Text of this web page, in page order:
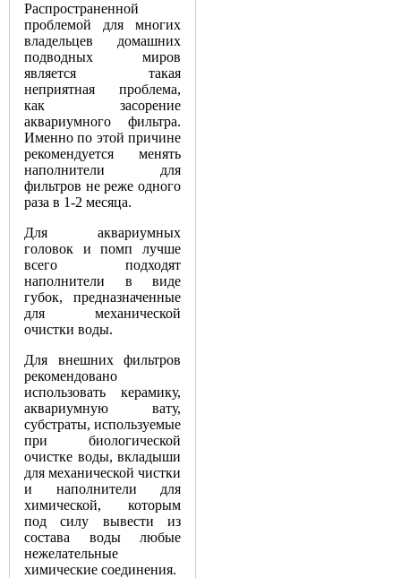
Распространенной
проблемой
для
многих
владельцев
домашних
подводных
миров
является
такая
неприятная
проблема,
как
засорение
аквариумного
фильтра.
Именно по этой причине
рекомендуется
менять
наполнители
для
фильтров не реже одного
раза в 1-2 месяца.
Для
аквариумных
головок
и помп
лучше
всего
подходят
наполнители
в
виде
губок, предназначенные
для
механической
очистки воды.
Для
внешних
фильтров
рекомендовано
использовать
керамику,
аквариумную
вату,
субстраты, используемые
при
биологической
очистке воды, вкладыши
для механической чистки
и
наполнители
для
химической, которым
под
силу вывести
из
состава
воды
любые
нежелательные
химические соединения.